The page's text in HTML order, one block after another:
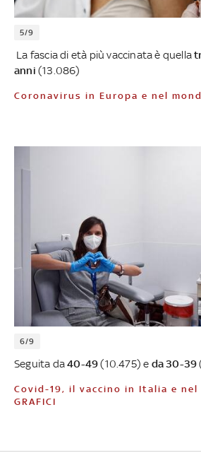
5/9
La fascia di età più vaccinata è quella
anni (13.086)
Coronavirus in Europa e nel
6/9
Seguita da40-49(10.475) e da 30-39
Covid-19, il vaccino in Italia e nel mondo: DATI E
GRAFICI